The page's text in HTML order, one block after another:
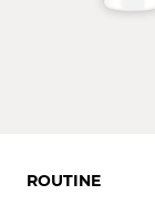
ROUTINE